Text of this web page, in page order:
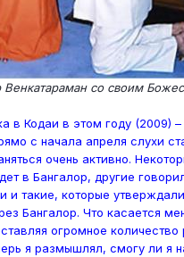
Венкатараман со своим
в Кодаи в этом году (2009) –
с начала апреля слухи
очень активно.
в Бангалор, другие
и такие, которые
Бангалор. Что касается
огромное
я размышлял, смогу ли я